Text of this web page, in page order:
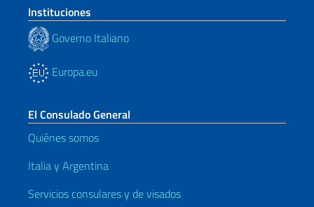
Instituciones
Governo Italiano
Europa.eu
El Consulado General
Quiénes somos
Italia y Argentina
Servicios consulares y de visados